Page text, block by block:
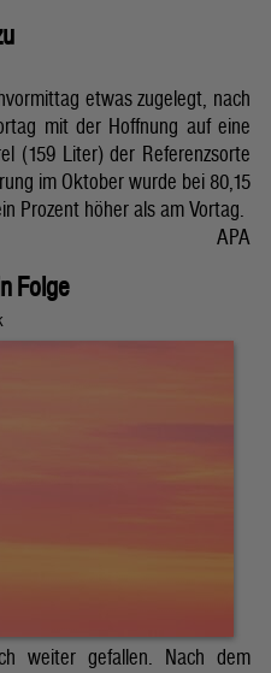
etwas zugelegt, nach
mit der Hoffnung auf eine
(159 Liter) der Referenzsorte
im Oktober wurde bei 80,15
Prozent höher als am Vortag.
APA
Folge
weiter gefallen. Nach dem